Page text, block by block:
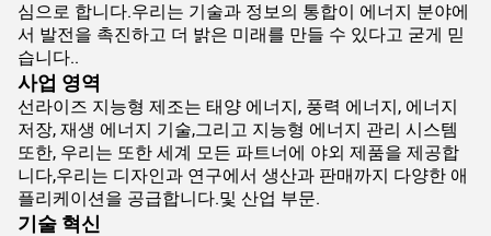
심으로 합니다.우리는 기술과 정보의 통합이 에너지 분야에
서 발전을 촉진하고 더 밝은 미래를 만들 수 있다고 굳게 믿
습니다..
사업 영역
선라이즈 지능형 제조는 태양 에너지, 풍력 에너지, 에너지
저장, 재생 에너지 기술,그리고 지능형 에너지 관리 시스템
또한, 우리는 또한 세계 모든 파트너에 야외 제품을 제공합
니다,우리는 디자인과 연구에서 생산과 판매까지 다양한 애
플리케이션을 공급합니다.및 산업 부문.
기술 혁신